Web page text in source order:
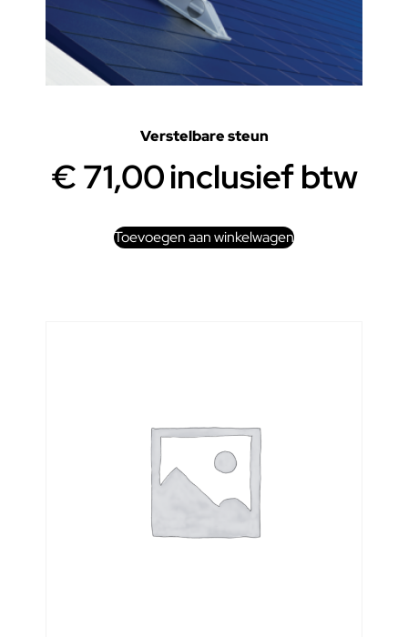
Verstelbare steun
€71,00inclusief btw
Toevoegen aan winkelwagen